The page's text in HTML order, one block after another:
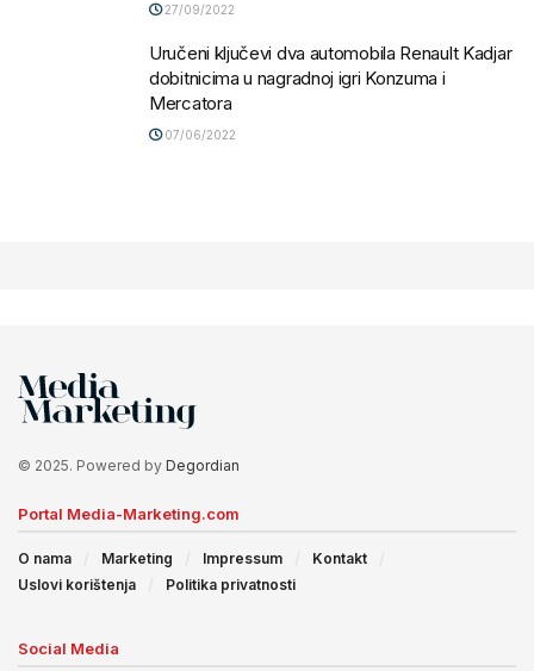
27/09/2022
Uručeni ključevi dva automobila Renault Kadjar
dobitnicima u nagradnoj igri Konzuma i
Mercatora
07/06/2022
© 2025. Powered by Degordian
Portal Media-Marketing.com
O nama Marketing Impressum
Kontakt
Uslovi korištenja
Politika privatnosti
Social Media